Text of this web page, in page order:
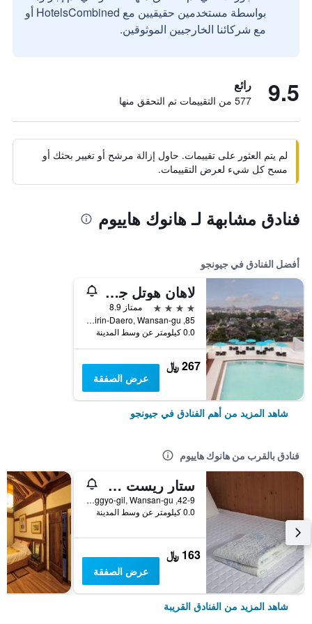
بواسطة مستخدمين حقيقيين مع HotelsCombined أو
مع شركائنا الخارجيين الموثوقين.
9.5 رائع
577 من التقييمات تم التحقق منها
لم يتم العثور على تقييمات. حاول إزالة مرشح أو تغيير بحثك أو
مسح كل شيء لعرض التقييمات.
فنادق مشابهة لـ هانوك هاييوم
أفضل الفنادق في جيونجو
لاهان هوتل جيونجو
4 نجوم
ممتاز 8.9
85, Girin-Daero, Wansan-gu, جيونجو, كوريا الجنوبية
0.0 كيلومتر عن وسط المدينة
267 ﷼
عرض الصفقة
شاهد المزيد من أهم الفنادق في جيونجو
فنادق بالقرب من هانوك هاييوم
ستار ريست هانوك
42-9, Hyanggyo-gil, Wansan-gu, جيونجو, كوريا الجنوبية
0.0 كيلومتر عن وسط المدينة
163 ﷼
عرض الصفقة
شاهد المزيد من الفنادق القريبة